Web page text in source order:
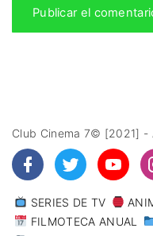
Club Cinema 7© [2021] -
SERIES DE TV
FILMOTECA ANUAL